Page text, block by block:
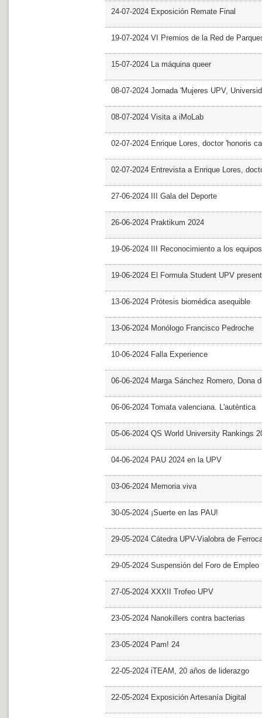
24-07-2024 Exposición Remate Final
19-07-2024 VI Premios de la Red de
15-07-2024 La máquina queer
08-07-2024 Jornada 'Mujeres UPV,
08-07-2024 Visita a iMoLab
02-07-2024 Enrique Lores, doctor 'honoris
02-07-2024 Entrevista a Enrique Lores,
27-06-2024 III Gala del Deporte
26-06-2024 Praktikum 2024
19-06-2024 III Reconocimiento a los
19-06-2024 El Formula Student UPV
13-06-2024 Prótesis biomédica asequible
13-06-2024 Monólogo Francisco Pedroche
10-06-2024 Falla Experience
06-06-2024 Marga Sánchez Romero, Dona
06-06-2024 Tomata valenciana. L'autèntica
05-06-2024 QS World University Rankings
04-06-2024 PAU 2024 en la UPV
03-06-2024 Memoria viva
30-05-2024 ¡Suerte en las PAU!
29-05-2024 Cátedra UPV-Vialobra de
29-05-2024 Suspensión del Foro de Empleo
27-05-2024 XXXII Trofeo UPV
23-05-2024 Nanokillers contra bacterias
23-05-2024 Pam! 24
22-05-2024 iTEAM, 20 años de liderazgo
22-05-2024 Exposición Artesanía Digital